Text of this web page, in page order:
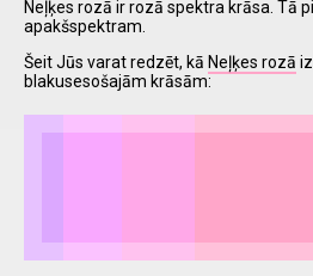
I have
read and
accept the
terms and
Neļķes rozā ir rozā spektra krāsa. Tā
apakšspektram.
Šeit Jūs varat redzēt, kā Neļķes rozā
blakusesošajām krāsām: